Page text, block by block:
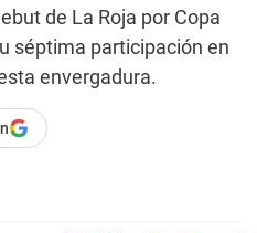
de La Roja por Copa
séptima participación en
envergadura.